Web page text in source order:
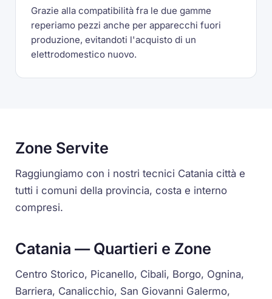
Grazie alla compatibilità fra le due gamme
reperiamo pezzi anche per apparecchi fuori
produzione, evitandoti l'acquisto di un
elettrodomestico nuovo.
Zone Servite
Raggiungiamo con i nostri tecnici Catania città e
tutti i comuni della provincia, costa e interno
compresi.
Catania — Quartieri e Zone
Centro Storico, Picanello, Cibali, Borgo, Ognina,
Barriera, Canalicchio, San Giovanni Galermo,